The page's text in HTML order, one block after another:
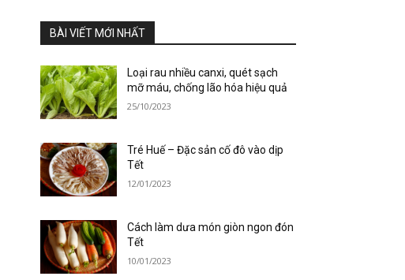
BÀI VIẾT MỚI NHẤT
Loại rau nhiều canxi, quét sạch
mỡ máu, chống lão hóa hiệu quả
25/10/2023
Tré Huế – Đặc sản cố đô vào dịp
Tết
12/01/2023
Cách làm dưa món giòn ngon đón
Tết
10/01/2023